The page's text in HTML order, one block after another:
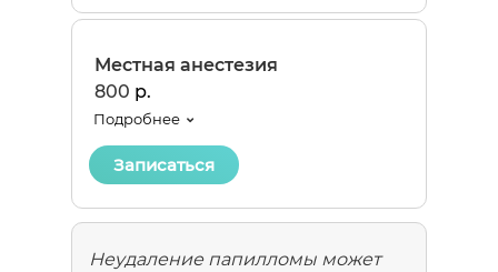
Местная анестезия
800 р.
Подробнее
Записаться
Неудаление папилломы может